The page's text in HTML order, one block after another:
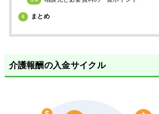
6 まとめ
介護報酬の入金サイクル